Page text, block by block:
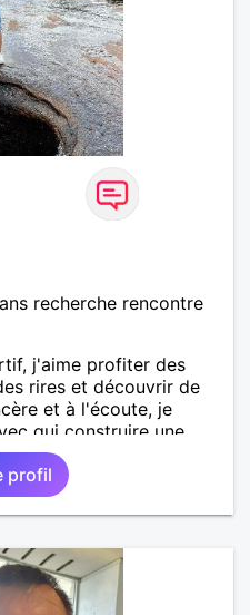
recherche rencontre
j'aime profiter des
rires et découvrir de
et à l'écoute, je
qui construire une
authentique.
profil